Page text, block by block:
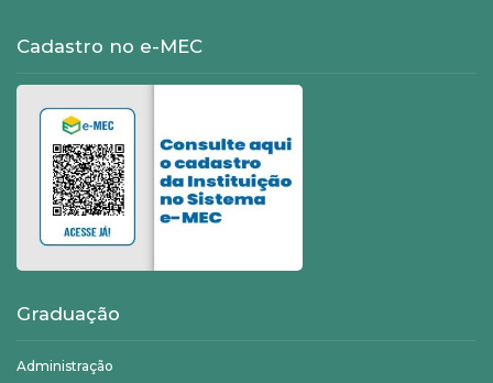
Cadastro no e-MEC
Graduação
Administração